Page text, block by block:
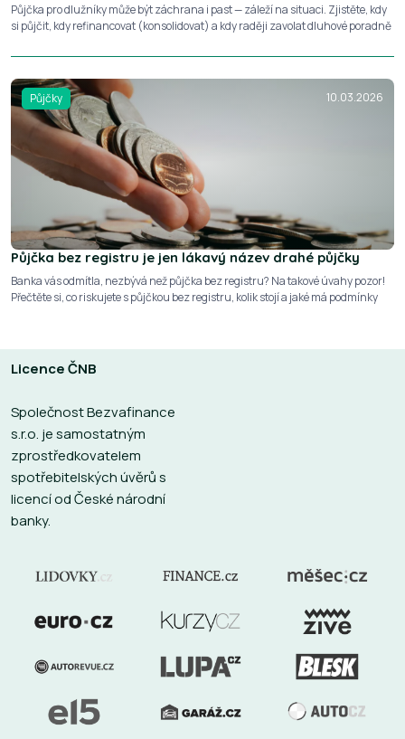
Půjčka pro dlužníky může být záchrana i past — záleží na situaci. Zjistěte, kdy
si půjčit, kdy refinancovat (konsolidovat) a kdy raději zavolat dluhové poradně
Půjčky 10.03.2026
Půjčka bez registru je jen lákavý název drahé půjčky
Banka vás odmítla, nezbývá než půjčka bez registru? Na takové úvahy pozor!
Přečtěte si, co riskujete s půjčkou bez registru, kolik stojí a jaké má podmínky
Licence ČNB
Společnost Bezvafinance
s.r.o. je samostatným
zprostředkovatelem
spotřebitelských úvěrů s
licencí od České národní
banky.